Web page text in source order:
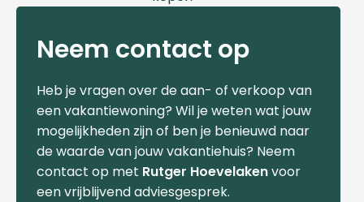
Neem contact op
Heb je vragen over de aan- of verkoop van
een vakantiewoning? Wil je weten wat jouw
mogelijkheden zijn of ben je benieuwd naar
de waarde van jouw vakantiehuis? Neem
contact op met Rutger Hoevelakenvoor
een vrijblijvend adviesgesprek.